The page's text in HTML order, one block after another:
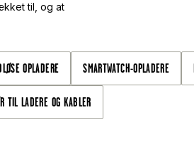
til, og at
OPLADERE SMARTWATCH-OPLADERE
TIL LADERE OG KABLER